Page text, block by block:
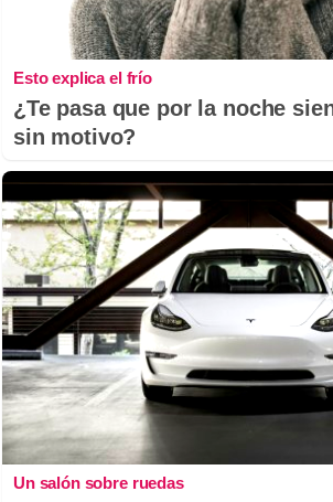
Esto explica el frío
¿Te pasa que por la noche
sin motivo?
Un salón sobre ruedas